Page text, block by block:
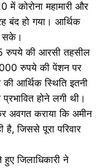
में कोरोना महामारी और
बंद हो गया। आर्थिक
सके।
रुपये की आरसी तहसील
रुपये की पेंशन पर
आर्थिक स्थिति इतनी
होने लगी थी।
अवगत कराया कि अमीन
है, जिससे पूरा परिवार
जिलाधिकारी ने